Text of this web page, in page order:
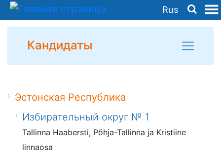
Rus
Кандидаты
Эстонская Республика
Избирательный округ № 1
Tallinna Haabersti, Põhja-Tallinna ja Kristiine
linnaosa